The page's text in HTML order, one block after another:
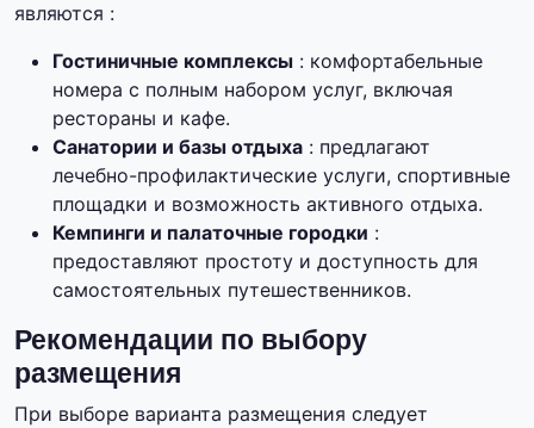
являются :
Гостиничные комплексы : комфортабельные
номера с полным набором услуг, включая
рестораны и кафе.
Санатории и базы отдыха : предлагают
лечебно-профилактические услуги, спортивные
площадки и возможность активного отдыха.
Кемпинги и палаточные городки :
предоставляют простоту и доступность для
самостоятельных путешественников.
Рекомендации по выбору
размещения
При выборе варианта размещения следует